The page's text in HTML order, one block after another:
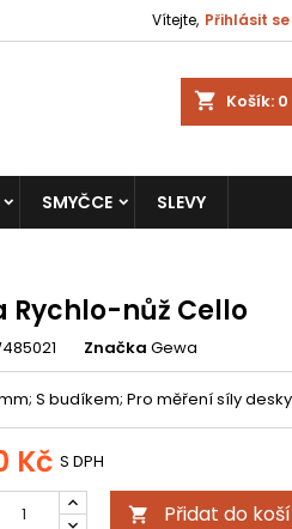
Vítejte, Přihlásit se
shopping_cart Košík: 0
SMYČCE SLEVY
Rychlo-nůž Cello
Značka Gewa
S budíkem; Pro měření síly
Kč S DPH
 Přidat do